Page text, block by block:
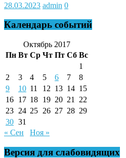
28.03.2023 admin 0
Календарь событий
Октябрь 2017
Пн Вт Ср Чт Пт Сб Вс
1
2
3 4 5 6 7
8
9
10 11 12 13 14 15
16 17 18 19 20 21
22
23 24 25 26 27 28 29
30 31
« Сен
Ноя »
Версия для слабовидящих